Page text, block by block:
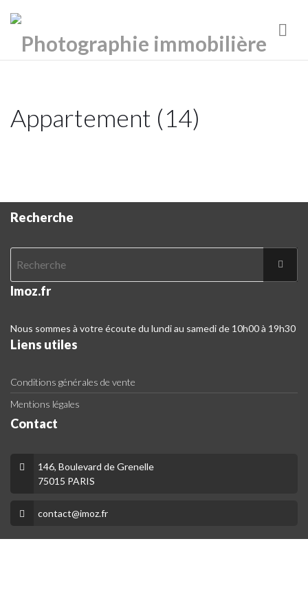
Appartement (14)
Recherche
Imoz.fr
Nous sommes à votre écoute du lundi au samedi de 10h00 à 19h30
Liens utiles
Conditions générales de vente
Mentions légales
Contact
146, Boulevard de Grenelle
75015 PARIS
contact@imoz.fr